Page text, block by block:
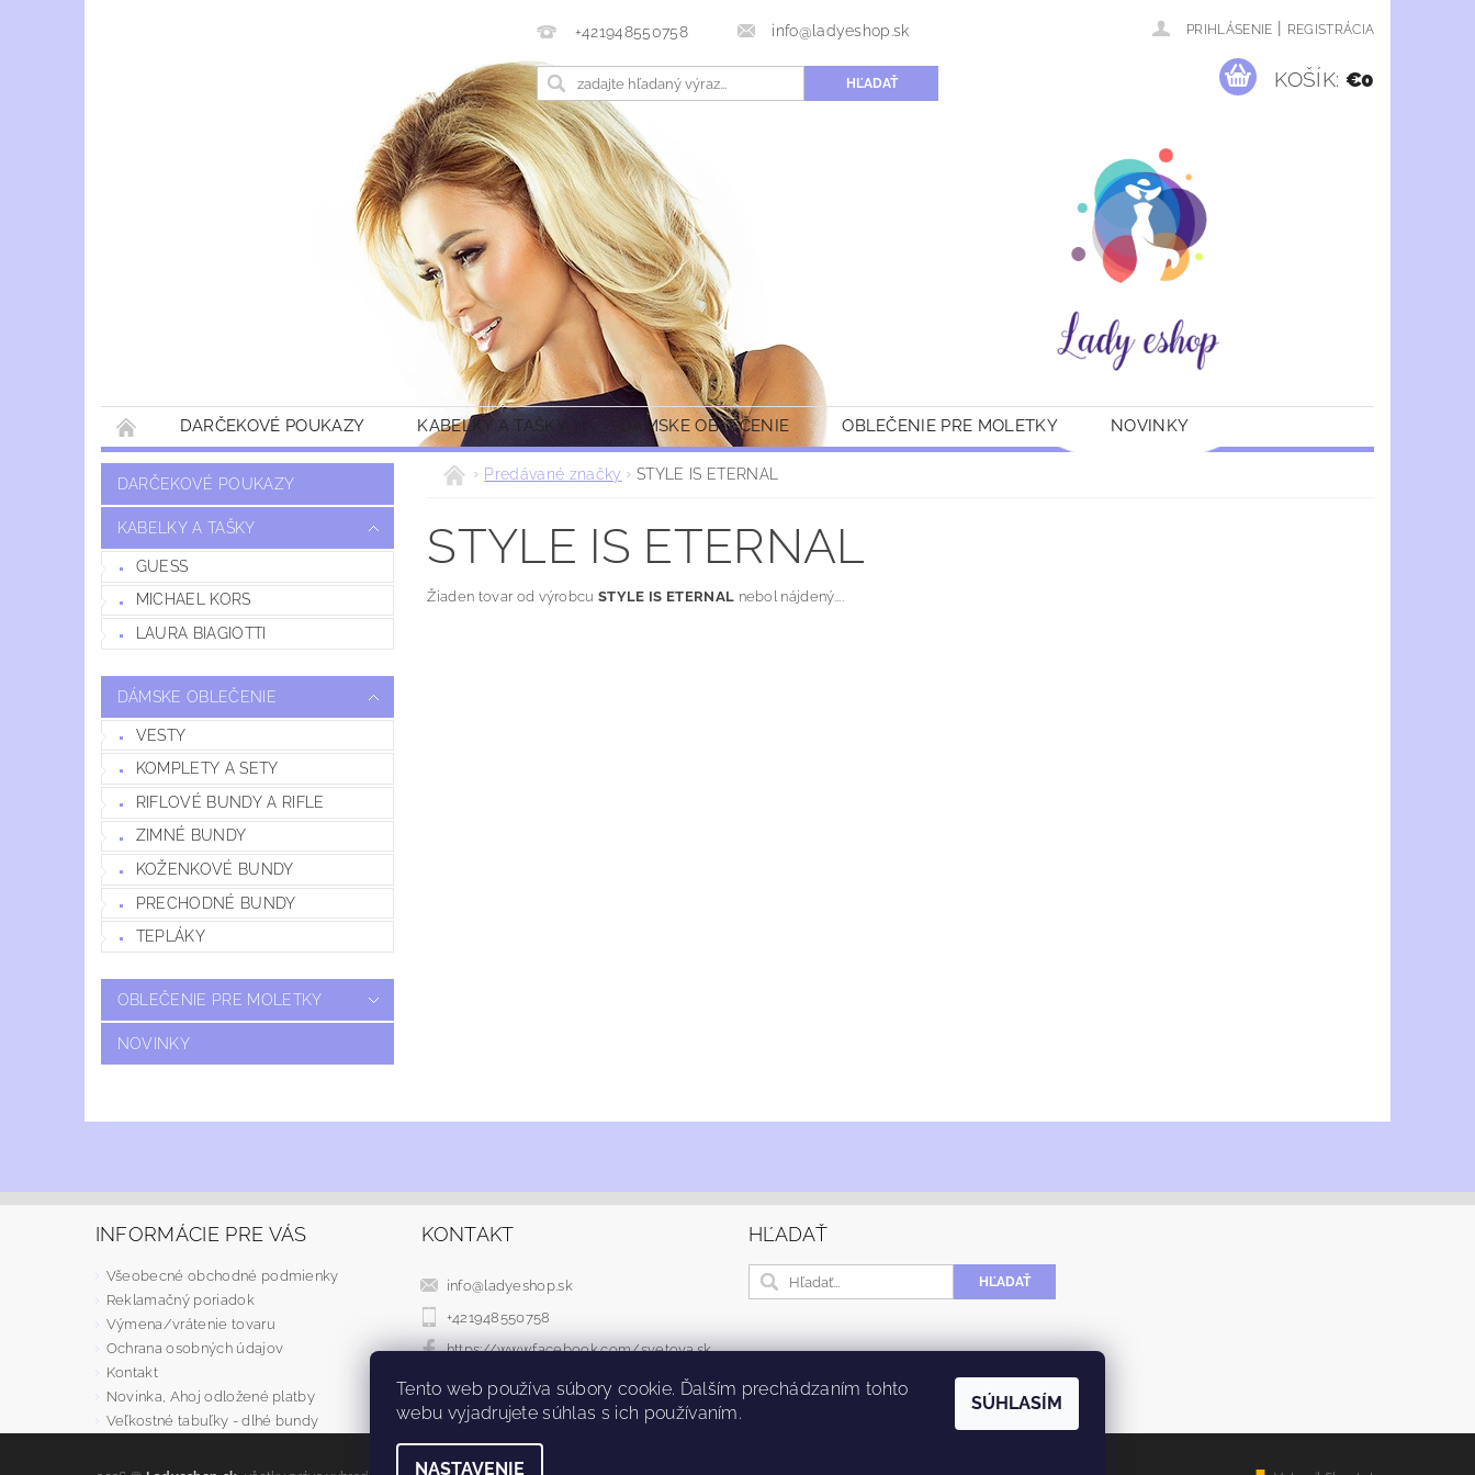
+421948550758 info@ladyeshop.sk PRIHLÁSENIE | REGISTRÁCIA
KOŠÍK: €0
DARČEKOVÉ POUKAZY KABELKY A TAŠKY DÁMSKE OBLEČENIE OBLEČENIE PRE MOLETKY NOVINKY
DARČEKOVÉ POUKAZY
KABELKY A TAŠKY
GUESS
MICHAEL KORS
LAURA BIAGIOTTI
DÁMSKE OBLEČENIE
VESTY
KOMPLETY A SETY
RIFLOVÉ BUNDY A RIFLE
ZIMNÉ BUNDY
KOŽENKOVÉ BUNDY
PRECHODNÉ BUNDY
TEPLÁKY
OBLEČENIE PRE MOLETKY
NOVINKY
Predávané značky STYLE IS ETERNAL
STYLE IS ETERNAL
Žiaden tovar od výrobcuSTYLE IS ETERNAL nebol nájdený....
INFORMÁCIE PRE VÁS
Všeobecné obchodné podmienky
Reklamačný poriadok
Výmena/vrátenie tovaru
Ochrana osobných údajov
Kontakt
Novinka, Ahoj odložené platby
Veľkostné tabuľky - dlhé bundy
KONTAKT
info@ladyeshop.sk
+421948550758
https://www.facebook.com/svetova.sk
HĽADAŤ
Tento web používa súbory cookie. Ďalším prechádzaním tohto
webu vyjadrujete súhlas s ich používaním.
NASTAVENIE
SÚHLASÍM